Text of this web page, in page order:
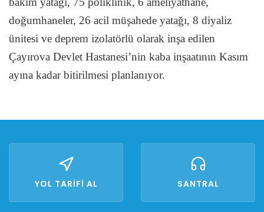
doğumhaneler, 26 acil müşahede yatağı, 8 diyaliz
ünitesi ve deprem izolatörlü olarak inşa edilen
Çayırova Devlet Hastanesi’nin kaba inşaatının Kasım
ayına kadar bitirilmesi planlanıyor.
YOL TARİFİ AL SANTRAL